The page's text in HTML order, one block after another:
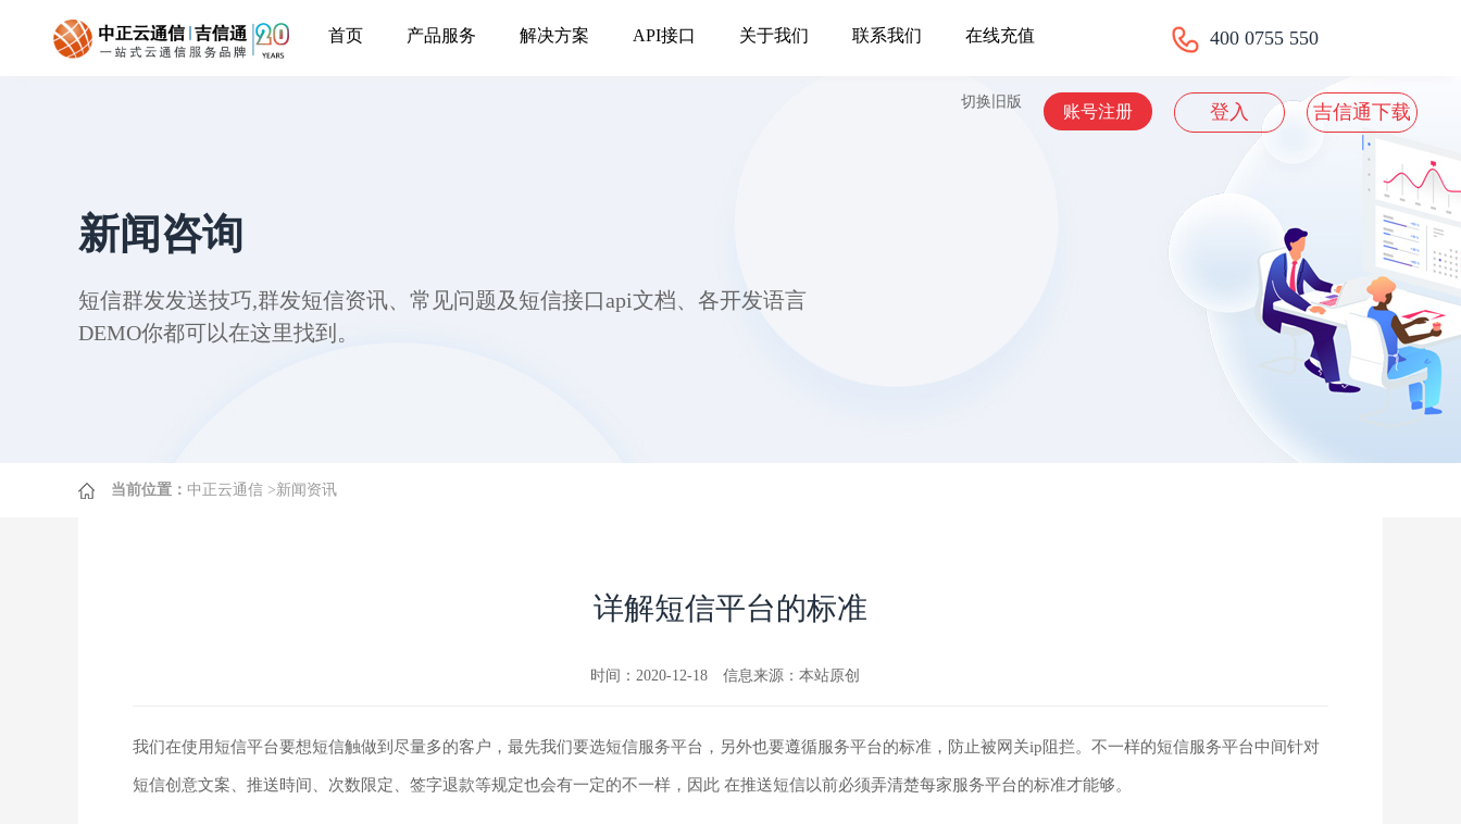
首页 产品服务 解决方案 API接口 关于我们 联系我们 在线充值 400 0755 550
切换旧版
账号注册 登入 吉信通下载
新闻咨询
短信群发发送技巧,群发短信资讯、常见问题及短信接口api文档、各开发语言
DEMO你都可以在这里找到。
当前位置： 中正云通信 >新闻资讯
详解短信平台的标准
时间：2020-12-18 信息来源：本站原创
我们在使用短信平台要想短信触做到尽量多的客户，最先我们要选短信服务平台，另外也要遵循服务平台的标准，防止被网关ip阻拦。不一样的短信服务平台中间针对
短信创意文案、推送時间、次数限定、签字退款等规定也会有一定的不一样，因此 在推送短信以前必须弄清楚每家服务平台的标准才能够。